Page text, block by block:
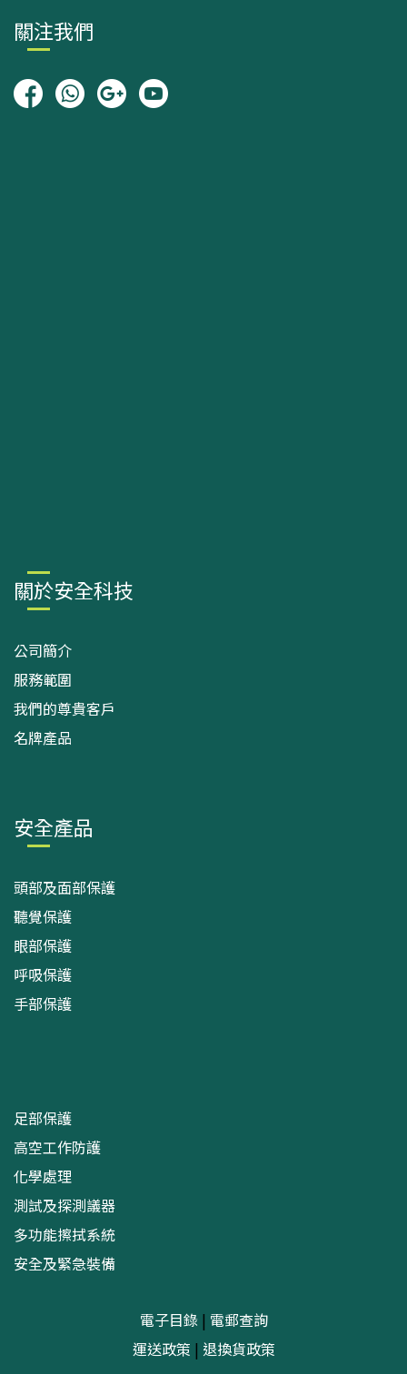
關注我們
關於安全科技
公司簡介
服務範圍
我們的尊貴客戶
名牌產品
安全產品
頭部及面部保護
聽覺保護
眼部保護
呼吸保護
手部保護
足部保護
高空工作防護
化學處理
測試及探測議器
多功能擦拭系統
安全及緊急裝備
電子目錄| 電郵查詢
運送政策 | 退換貨政策